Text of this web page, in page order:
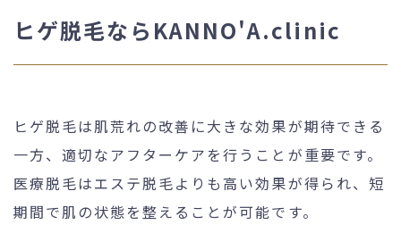
ヒゲ脱毛ならKANNO'A.clinic
ヒゲ脱毛は肌荒れの改善に大きな効果が期待できる
一方、適切なアフターケアを行うことが重要です。
医療脱毛はエステ脱毛よりも高い効果が得られ、短
期間で肌の状態を整えることが可能です。